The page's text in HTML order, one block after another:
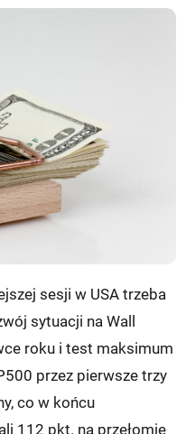
sesji w USA trzeba
sytuacji na Wall
roku i test maksimum
przez pierwsze trzy
co w końcu
112 pkt. na przełomie